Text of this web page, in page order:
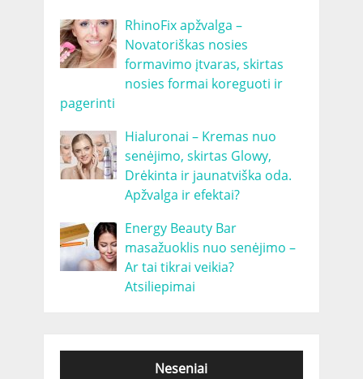
RhinoFix apžvalga –
Novatoriškas nosies
formavimo įtvaras, skirtas
nosies formai koreguoti ir
pagerinti
Hialuronai – Kremas nuo
senėjimo, skirtas Glowy,
Drėkinta ir jaunatviška oda.
Apžvalga ir efektai?
Energy Beauty Bar
masažuoklis nuo senėjimo –
Ar tai tikrai veikia?
Atsiliepimai
Neseniai